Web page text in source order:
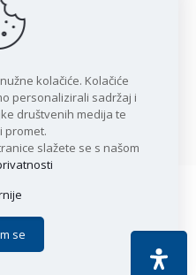
| Sva prava pridržana |
IT
kolačiće. Kolačiće
personalizirali sadržaj i
društvenih medija te
promet.
slažete se s našom
se